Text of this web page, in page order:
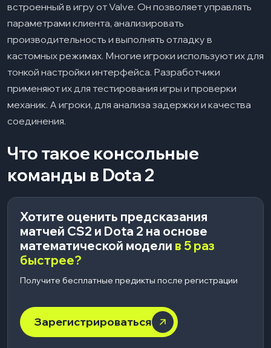
Нужно ли включать читы для всех команд?
Работают ли команды Dota 2 в рейтинговых
Можно ли получить бан за использование
Актуальны ли команды после крупных
патчей?
встроенный в игру от Valve. Он позволяет управлять
параметрами клиента, анализировать
производительность и выполнять отладку в
кастомных режимах. Многие игроки используют их для
тонкой настройки интерфейса. Разработчики
применяют их для тестирования игры и проверки
механик. А игроки, для анализа задержки и качества
соединения.
Что такое консольные
команды в Dota 2
Хотите оценить предсказания
матчей CS2 и Dota 2 на основе
математической модели в 5 раз
быстрее?
Получите бесплатные предикты после регистрации
Зарегистрироваться